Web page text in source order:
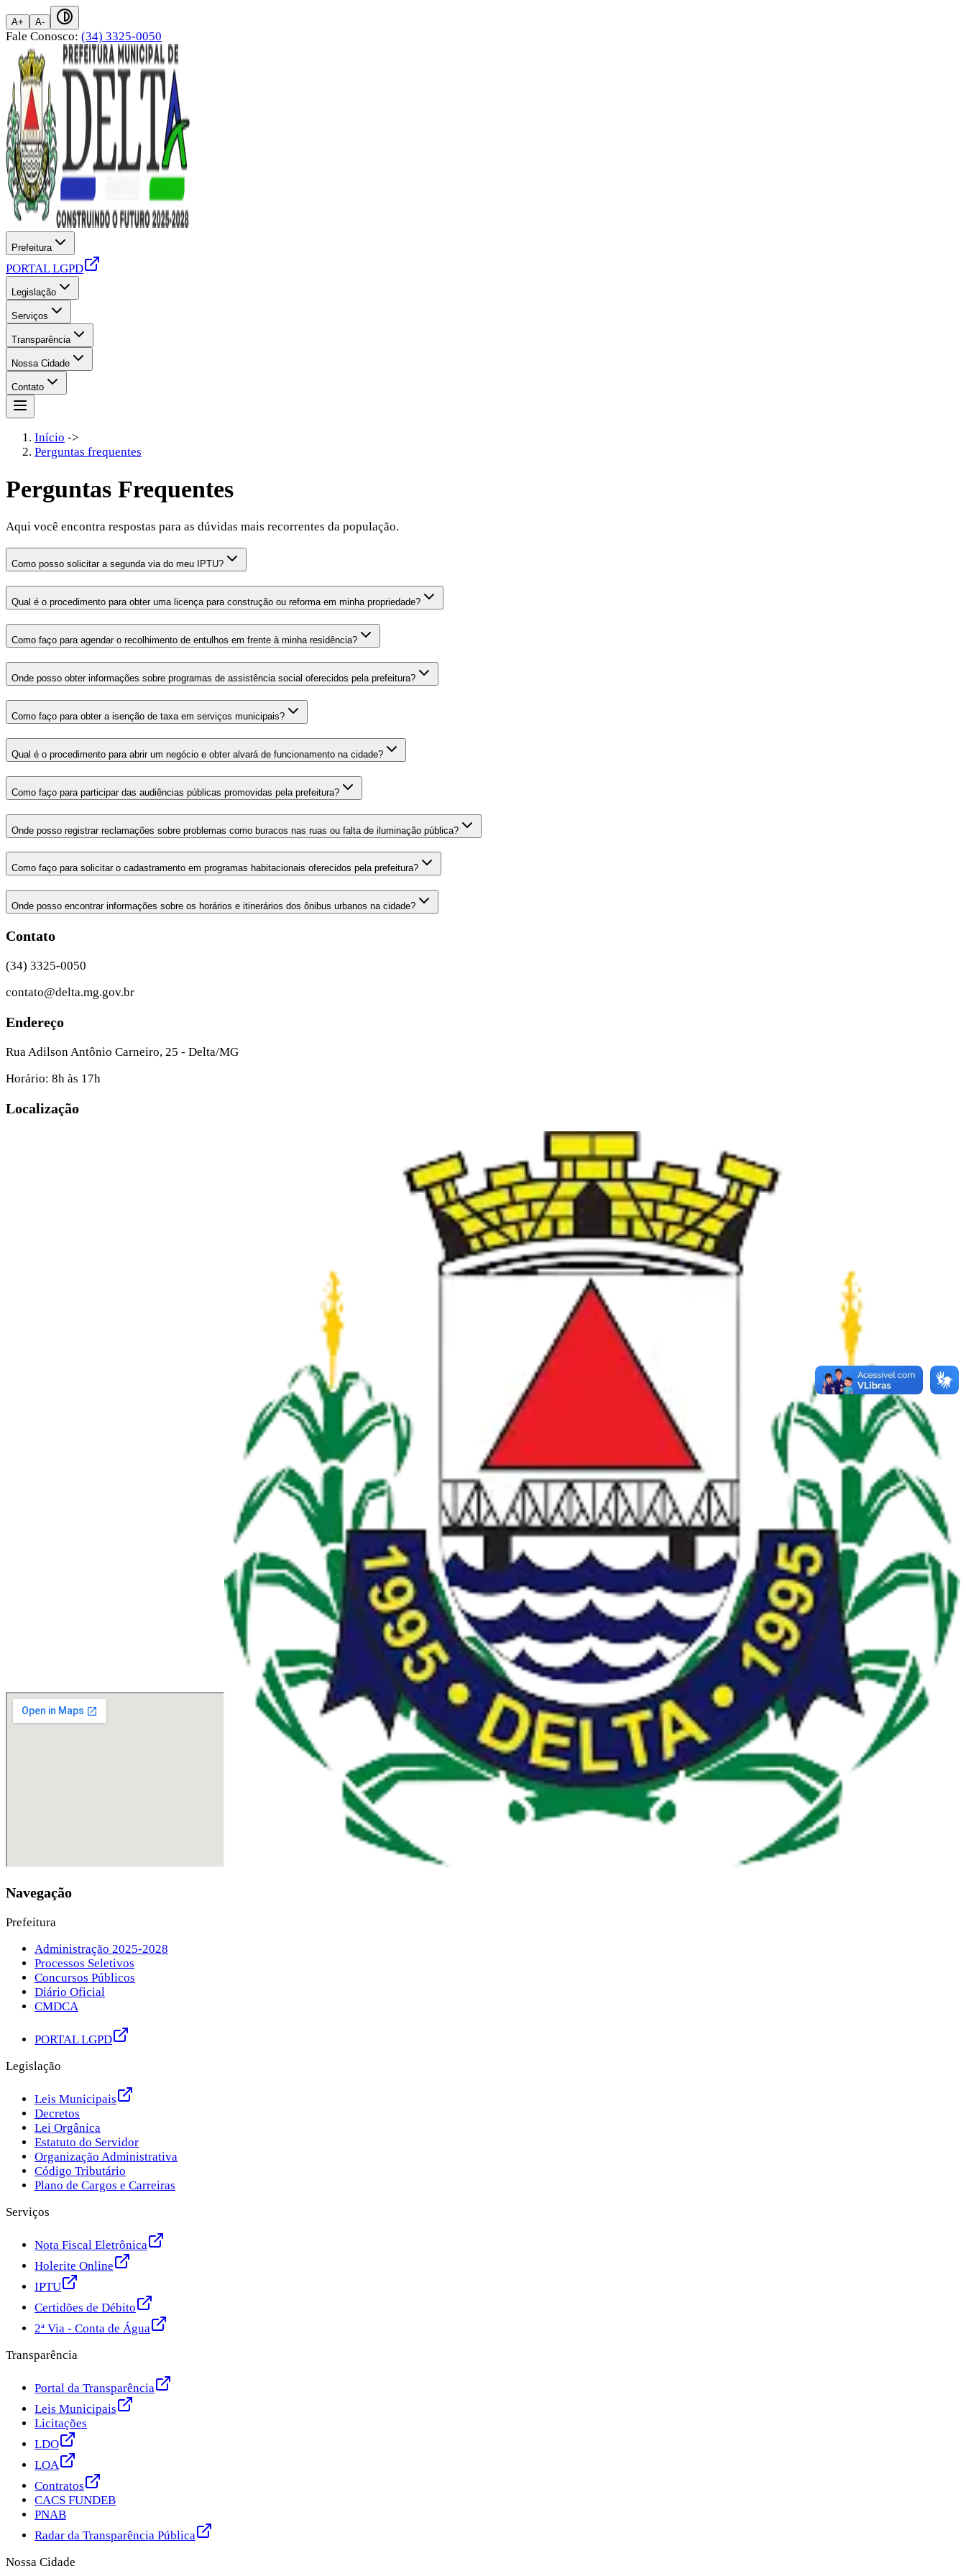
A+ A-
Fale Conosco: (34) 3325-0050
Prefeitura
PORTAL LGPD
Legislação
Serviços
Transparência
Nossa Cidade
Contato
Início ->
Perguntas frequentes
Perguntas Frequentes
Aqui você encontra respostas para as dúvidas mais recorrentes da população.
Como posso solicitar a segunda via do meu IPTU?
Qual é o procedimento para obter uma licença para construção ou reforma em minha propriedade?
Como faço para agendar o recolhimento de entulhos em frente à minha residência?
Onde posso obter informações sobre programas de assistência social oferecidos pela prefeitura?
Como faço para obter a isenção de taxa em serviços municipais?
Qual é o procedimento para abrir um negócio e obter alvará de funcionamento na cidade?
Como faço para participar das audiências públicas promovidas pela prefeitura?
Onde posso registrar reclamações sobre problemas como buracos nas ruas ou falta de iluminação pública?
Como faço para solicitar o cadastramento em programas habitacionais oferecidos pela prefeitura?
Onde posso encontrar informações sobre os horários e itinerários dos ônibus urbanos na cidade?
Contato
(34) 3325-0050
contato@delta.mg.gov.br
Endereço
Rua Adilson Antônio Carneiro, 25 - Delta/MG
Horário: 8h às 17h
Localização
Navegação
Prefeitura
Administração 2025-2028
Processos Seletivos
Concursos Públicos
Diário Oficial
CMDCA
PORTAL LGPD
Legislação
Leis Municipais
Decretos
Lei Orgânica
Estatuto do Servidor
Organização Administrativa
Código Tributário
Plano de Cargos e Carreiras
Serviços
Nota Fiscal Eletrônica
Holerite Online
IPTU
Certidões de Débito
2ª Via - Conta de Água
Transparência
Portal da Transparência
Leis Municipais
Licitações
LDO
LOA
Contratos
CACS FUNDEB
PNAB
Radar da Transparência Pública
Nossa Cidade